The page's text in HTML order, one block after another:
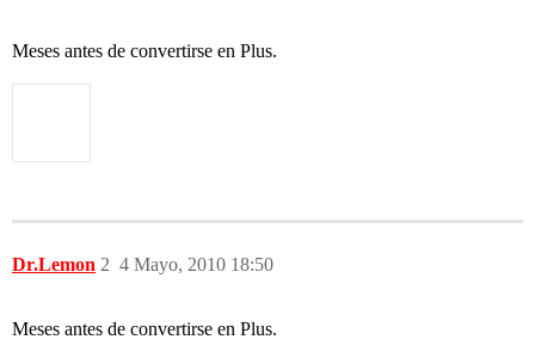
Meses antes de convertirse en Plus.
Dr.Lemon 4 Mayo, 2010 18:50
2
Meses antes de convertirse en Plus.